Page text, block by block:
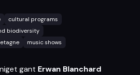
cultural programs
biodiversity
music shows
gant Erwan Blanchard